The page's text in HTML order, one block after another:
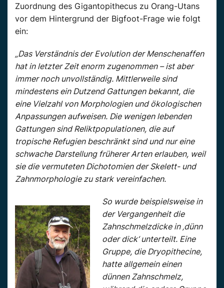
Zuordnung des Gigantopithecus zu Orang-Utans
vor dem Hintergrund der Bigfoot-Frage wie folgt
ein:
„Das Verständnis der Evolution der Menschenaffen
hat in letzter Zeit enorm zugenommen – ist aber
immer noch unvollständig. Mittlerweile sind
mindestens ein Dutzend Gattungen bekannt, die
eine Vielzahl von Morphologien und ökologischen
Anpassungen aufweisen. Die wenigen lebenden
Gattungen sind Reliktpopulationen, die auf
tropische Refugien beschränkt sind und nur eine
schwache Darstellung früherer Arten erlauben, weil
sie die vermuteten Dichotomien der Skelett- und
Zahnmorphologie zu stark vereinfachen.
So wurde beispielsweise in
der Vergangenheit die
Zahnschmelzdicke in ‚dünn
oder dick‘ unterteilt. Eine
Gruppe, die Dryopithecine,
hatte allgemein einen
dünnen Zahnschmelz,